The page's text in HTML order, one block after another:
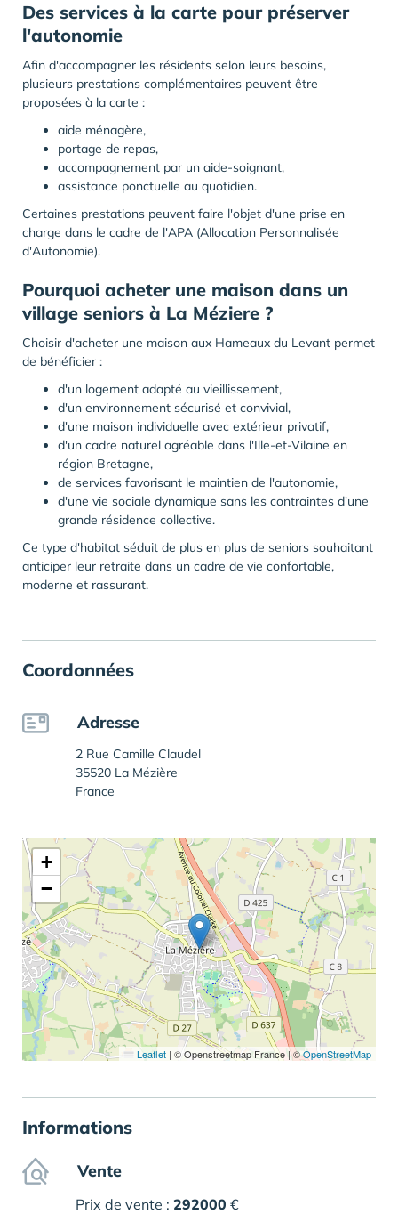
Des services à la carte pour préserver
l'autonomie
Afin d'accompagner les résidents selon leurs besoins,
plusieurs prestations complémentaires peuvent être
proposées à la carte :
aide ménagère,
portage de repas,
accompagnement par un aide-soignant,
assistance ponctuelle au quotidien.
Certaines prestations peuvent faire l'objet d'une prise en
charge dans le cadre de l'APA (Allocation Personnalisée
d'Autonomie).
Pourquoi acheter une maison dans un
village seniors à La Méziere ?
Choisir d'acheter une maison aux Hameaux du Levant permet
de bénéficier :
d'un logement adapté au vieillissement,
d'un environnement sécurisé et convivial,
d'une maison individuelle avec extérieur privatif,
d'un cadre naturel agréable dans l'Ille-et-Vilaine en
région Bretagne,
de services favorisant le maintien de l'autonomie,
d'une vie sociale dynamique sans les contraintes d'une
grande résidence collective.
Ce type d'habitat séduit de plus en plus de seniors souhaitant
anticiper leur retraite dans un cadre de vie confortable,
moderne et rassurant.
Coordonnées
Adresse
2 Rue Camille Claudel
35520 La Mézière
France
+
−
Leaflet | © Openstreetmap France | ©OpenStreetMap
Informations
Vente
Prix de vente : 292000 €